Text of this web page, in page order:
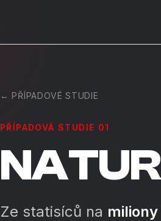
← PŘÍPADOVÉ STUDIE
PŘÍPADOVÁ STUDIE 01
Ze statisíců na miliony